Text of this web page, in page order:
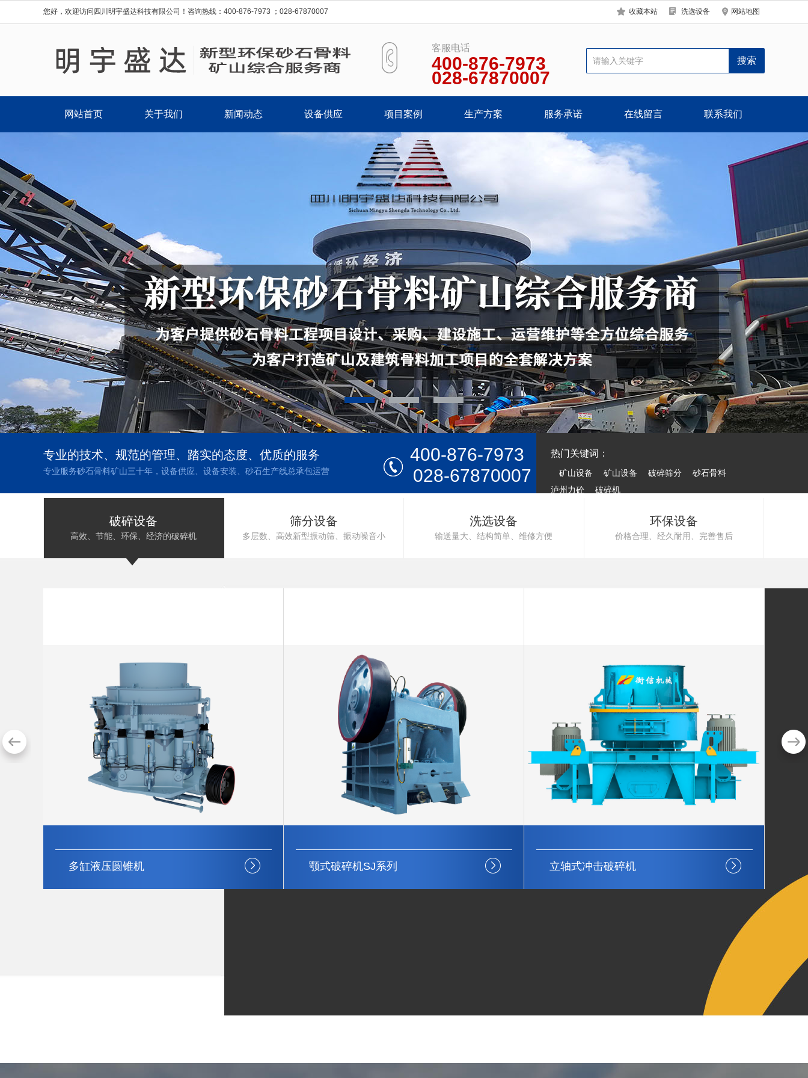
您好，欢迎访问四川明宇盛达科技有限公司！咨询热线：400-876-7973 ；028-67870007 收藏本站 洗选设备 网站地图
客服电话
400-876-7973
028-67870007
网站首页 关于我们 新闻动态 设备供应 项目案例 生产方案 服务承诺 在线留言 联系我们
专业的技术、规范的管理、踏实的态度、优质的服务
专业服务砂石骨料矿山三十年，设备供应、设备安装、砂石生产线总承包运营
400-876-7973
028-67870007
热门关键词：
矿山设备 矿山设备 破碎筛分
砂石骨料
泸州力砼
破碎机
破碎设备
高效、节能、环保、经济的破碎机
筛分设备
多层数、高效新型振动筛、振动噪音小
洗选设备
输送量大、结构简单、维修方便
环保设备
价格合理、经久耐用、完善售后
多缸液压圆锥机 颚式破碎机SJ系列 立轴式冲击破碎机